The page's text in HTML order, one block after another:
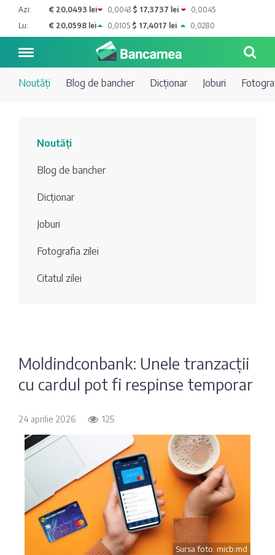
Azi: € 20,0493 lei 0,0043 $ 17,3737 lei
0,0045
Lu:
€ 20,0598 lei 0,0105 $ 17,4017 lei 0,0280
bancher
Joburi
Fotografia
Depozite
Comerțbank
Energbank
Maib
Moldindconbank
OTP Bank
ProCredit Bank
Victoriabank
întrebare?
Sondaj
Noutăți Blog de bancher Dicționar Joburi
Noutăți
Blog de bancher
Dicționar
Joburi
Fotografia zilei
Citatul zilei
Moldindconbank: Unele tranzacții
cu cardul pot fi respinse temporar
24 aprilie 2026 125
Sursa foto: micb.md